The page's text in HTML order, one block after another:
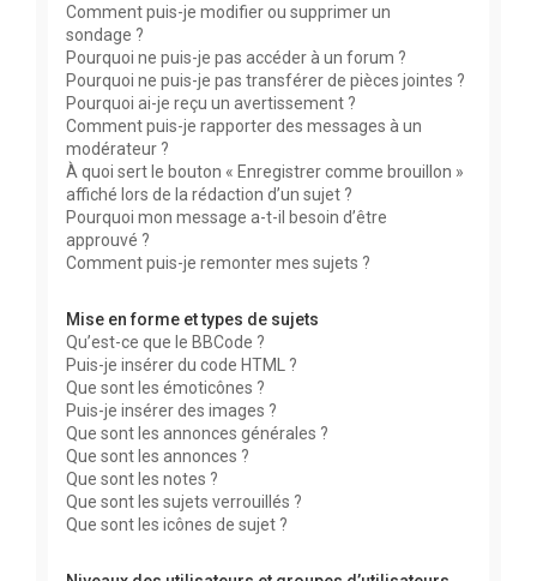
Comment puis-je modifier ou supprimer un
sondage ?
Pourquoi ne puis-je pas accéder à un forum ?
Pourquoi ne puis-je pas transférer de pièces jointes ?
Pourquoi ai-je reçu un avertissement ?
Comment puis-je rapporter des messages à un
modérateur ?
À quoi sert le bouton « Enregistrer comme brouillon »
affiché lors de la rédaction d’un sujet ?
Pourquoi mon message a-t-il besoin d’être
approuvé ?
Comment puis-je remonter mes sujets ?
Mise en forme et types de sujets
Qu’est-ce que le BBCode ?
Puis-je insérer du code HTML ?
Que sont les émoticônes ?
Puis-je insérer des images ?
Que sont les annonces générales ?
Que sont les annonces ?
Que sont les notes ?
Que sont les sujets verrouillés ?
Que sont les icônes de sujet ?